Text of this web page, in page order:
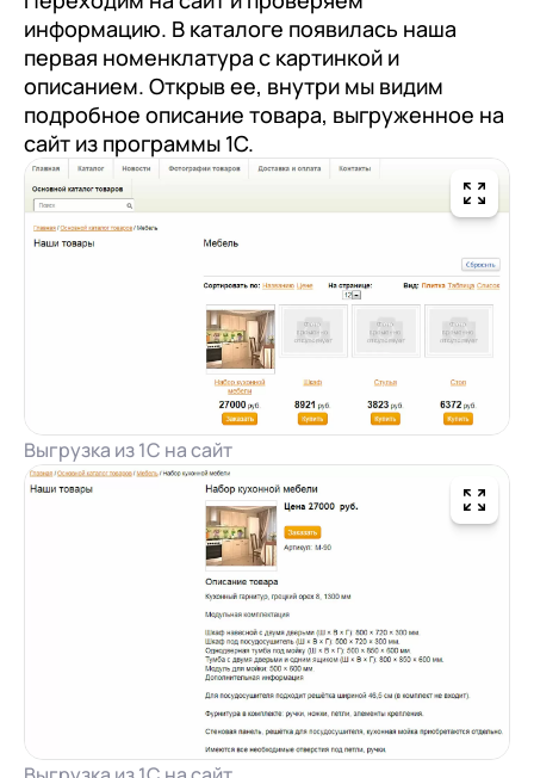
информацию. В каталоге появилась наша
первая номенклатура с картинкой и
описанием. Открыв ее, внутри мы видим
подробное описание товара, выгруженное на
сайт из программы 1С.
Выгрузка из 1С на сайт
+7 Номер телефона
Отправить
Я даю согласие на обработкуПерсональных
в соответствии сПолитикой
Конфиденциальности
+7 Номер телефона
Отправить
Я даю согласие на обработку
Персональных
данныхв соответствии с
+7 Номер телефона
Отправить
Я даю согласие на обработкуПерсональных
данныхв соответствии с
Конфиденциальности
Перейти в корзину
Продолжить покупки